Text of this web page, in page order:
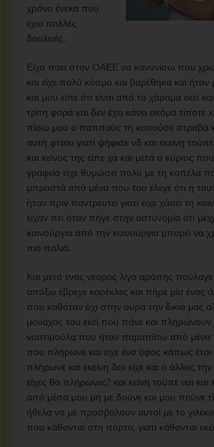
χρόνο ένεκα που
έχω πολλές
δουλειές.
Είχα πάει στον ΟΑΕΕ να κανονίσω που
και είχε πολύ κόσμο και βαρέθηκα και ήταν
και μου είπε ότι είναι από το χάραμα εκεί
τρίτη φορά και δεν έχει κάνει ακόμα τίποτε
πίσω μου ο παππούς τη κοιτούσε στραβά
αυτή φταίει γιατί ψήφισε νδ και εκείνη
και κείνος της είπε χα και μετά ο κύριος
γραφείο είχε θυμώσει πολύ με τη κοπέλα
μπροστά από μένα που του έλεγε ότι η
ήταν πριν παντρευτεί γιατί είχε χάσει τη
είχαν πει όταν πήγε στην αστυνομία ότι
καινούργια από την καινούργια μπορεί να
πιο παλιά.
Και μετά ένας νεαρός λίγο αράπης πούλαγε
απόξω έβρεχε καρέκλες και πήρε μία ένας
που καθόταν όχι στην ουρά την δικιά μας
μονάχος του εκεί που πάνε και πληρώνουν
νοστιμούλα που ήταν παραπίσω από μένα
που πλήρωνε και είχε ένα ύφος κάπως
πλήρωνε και εκείνη δεν είχε και ο άλλος
είχες θα πλήρωνες? και κείνη τούπε ναι
από μέσα μου μη με δούνε και μου πούνε
ήθελα να με προσβάλουν αυτοί με το γιλέκο
που κάθονται στη πόρτα, γιατί κάθονται